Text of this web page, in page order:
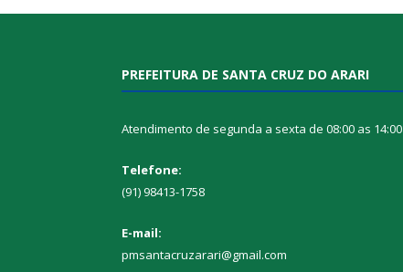
PREFEITURA DE SANTA CRUZ DO ARARI
Atendimento de segunda a sexta de 08:00 as 14:00
Telefone:
(91) 98413-1758
E-mail:
pmsantacruzarari@gmail.com